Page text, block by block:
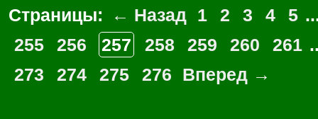
Страницы: ← Назад 1 2 3 4 5
255
256 257 258 259 260 261
273
274 275 276 Вперед →